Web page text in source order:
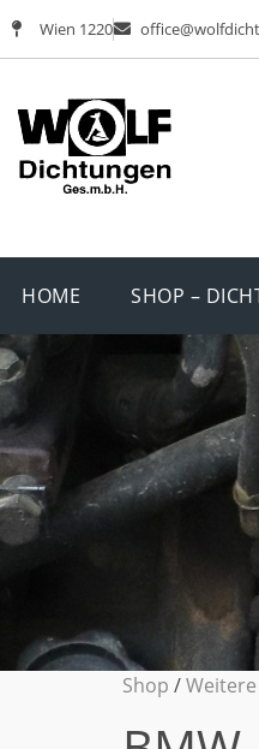
Wien 1220
HOME SHOP –
Shop /